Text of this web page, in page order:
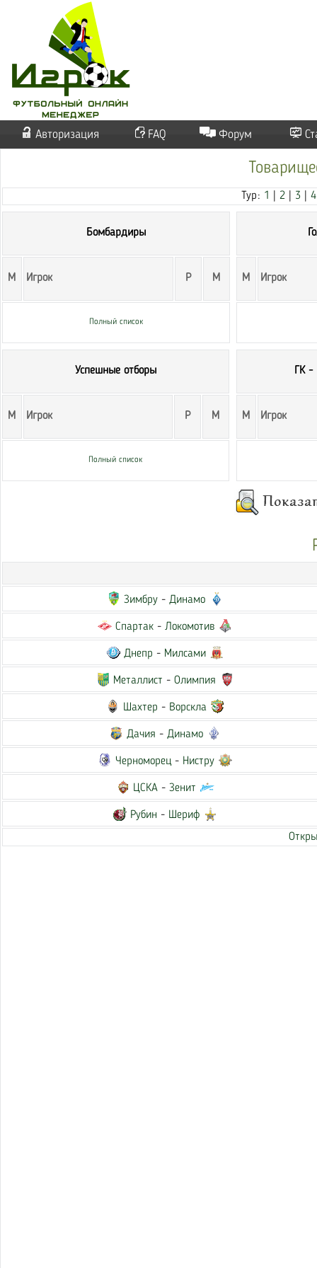
Авторизация FAQ Форум
Тур: 1 |2 3 |4
Бомбардиры
М Игрок Р М
Полный список
М Игрок
Успешные отборы
М Игрок Р М
Полный список
ГК -
М Игрок
Зимбру -Динамо
Спартак - Локомотив
Днепр - Милсами
Металлист -Олимпия
Шахтер - Ворскла
Дачия - Динамо
Черноморец - Нистру
ЦСКА -Зенит
Рубин - Шериф